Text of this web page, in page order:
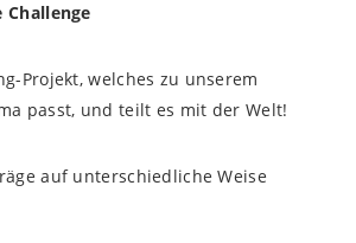
Projekt, welches zu unserem
passt, und teilt es mit der Welt!
auf unterschiedliche Weise